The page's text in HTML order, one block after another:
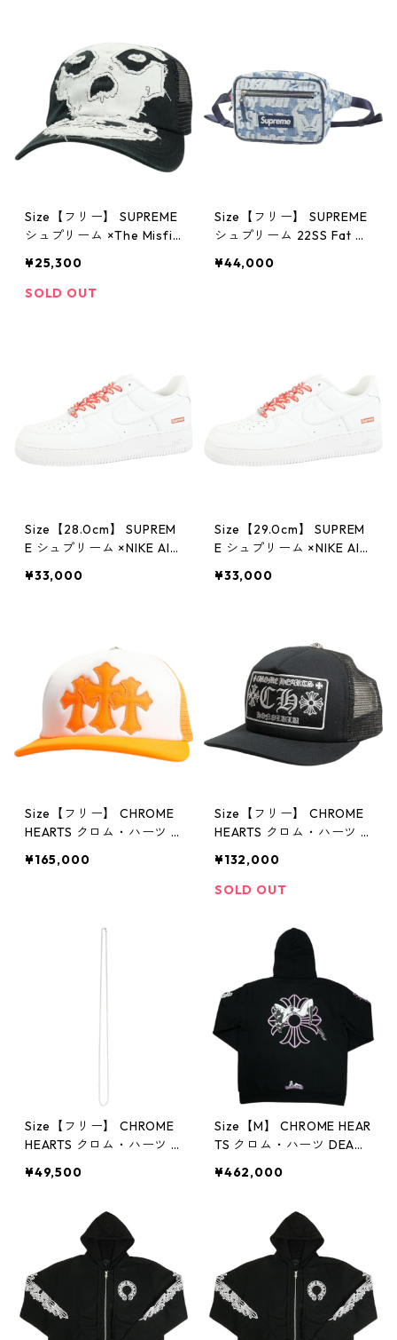
Size【フリー】 SUPREME
シュプリーム ×The Misfit
el Black キャップ 黒 【中
古品-非常に良い】 30014
¥25,300
SOLD OUT
Size【フリー】 SUPREME
シュプリーム 22SS Fat Ti
Bag Blue ウエストバッグ
¥44,000
Size【28.0cm】 SUPREM
E シュプリーム ×NIKE AIR
00 スニーカー 白 【新古
¥33,000
Size【29.0cm】 SUPREM
E シュプリーム ×NIKE AIR
00 スニーカー 白 【新古
¥33,000
Size【フリー】 CHROME
HEARTS クロム・ハーツ T
CRS ORANGE キャップ オ
¥165,000
Size【フリー】 CHROME
HEARTS クロム・ハーツ H
BLACK ホノルル限定メッ
シュキャップ 黒 【新古
¥132,000
SOLD OUT
Size【フリー】 CHROME
HEARTS クロム・ハーツ B
ックレスチェーン 銀 【新
¥49,500
Size【M】 CHROME HEAR
TS クロム・ハーツ DEADL
IE BLACK パーカー 黒
¥462,000